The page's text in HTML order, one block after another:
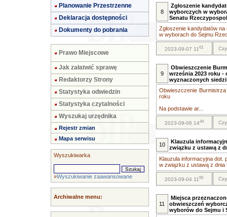
Planowanie Przestrzenne
Deklaracja dostępności
Dokumenty do pobrania
Prawo Miejscowe
Jak załatwić sprawę
Redaktorzy Strony
Statystyka odwiedzin
Statystyka czytalności
Wyszukaj urzędnika
Rejestr zmian
Mapa serwisu
Wyszukiwarka
»Wyszukiwanie zaawansowane
Archiwalne menu:
8
Zgłoszenie
wyborczych w
Senatu
Zgłoszenie kandydatów
w wyborach do Sejmu
2023-09-07 1101
9
Obwieszczenie
września 2023 roku -
wyznaczonych
Obwieszczenie
roku
Na podstawie ar...
2023-09-06 1444
10
Klauzula
związku z ustawą z
Klauzula informacyjna dot.
w związku z ustawą z dnia
2023-09-04 1100
11
Miejsca
obwieszczeń
wyborów do Sejmu i